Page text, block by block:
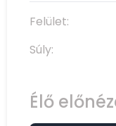
Felület:
Súly:
Élő